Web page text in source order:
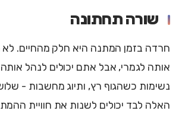
שורה תחתונה
חרדה בזמן המתנה היא חלק מהחיים. לא
אותה לגמרי, אבל אתם יכולים לנהל
נשימות כשהגוף רץ, ותיוג מחשבות -
האלה לבד יכולים לשנות את חוויית